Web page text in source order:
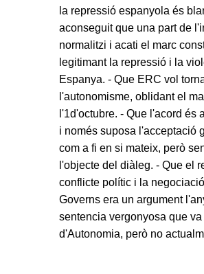
la repressió espanyola és
aconseguit que una part de
normalitzi i acati el marc
legitimant la repressió i la
Espanya. - Que ERC vol
l'autonomisme, oblidant el
l'1d'octubre. - Que l'acord és
i només suposa l'acceptació
com a fi en si mateix, però
l'objecte del diàleg. - Que el
conflicte polític i la
Governs era un argument
sentencia vergonyosa que
d'Autonomia, però no